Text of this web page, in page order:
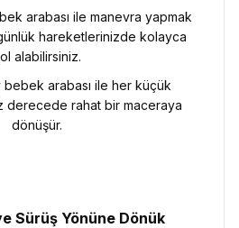
arabası ile manevra yapmak
hareketlerinizde kolayca
alabilirsiniz.
arabası ile her küçük
derecede rahat bir maceraya
dönüşür.
Sürüş Yönüne Dönük